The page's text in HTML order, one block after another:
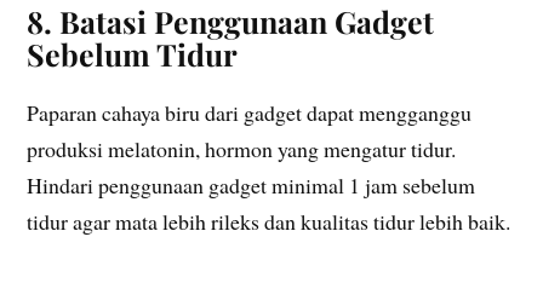
8. Batasi Penggunaan Gadget
Sebelum Tidur
Paparan cahaya biru dari gadget dapat mengganggu
produksi melatonin, hormon yang mengatur tidur.
Hindari penggunaan gadget minimal 1 jam sebelum
tidur agar mata lebih rileks dan kualitas tidur lebih baik.